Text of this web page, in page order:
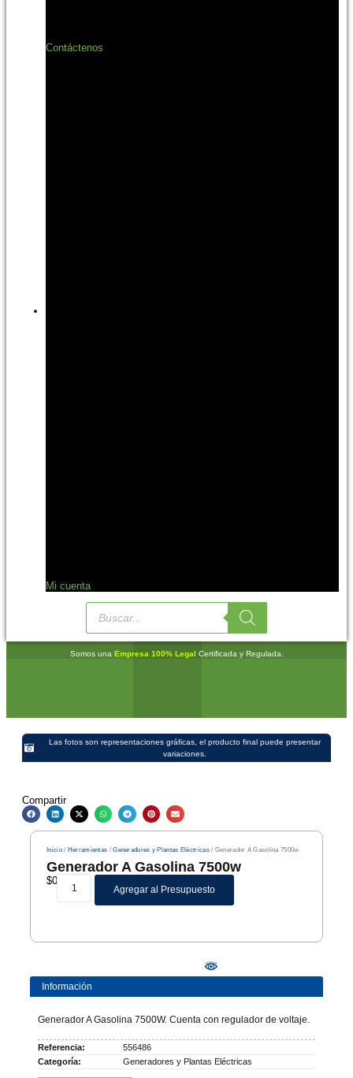
Contáctenos
Mi cuenta
Somos una Empresa 100% Legal Certificada y Regulada.
Las fotos son representaciones gráficas, el producto final puede presentar
variaciones.
Compartir
Inicio/ Herramientas /Generadores y Plantas Eléctricas/ Generador A Gasolina 7500w
Generador A Gasolina 7500w
$0
Agregar al Presupuesto
Información
Generador A Gasolina 7500W. Cuenta con regulador de voltaje.
Referencia:
556486
Categoría:
Generadores y Plantas Eléctricas